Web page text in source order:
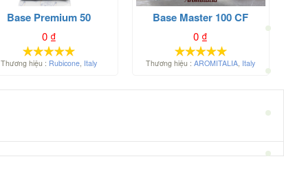
Base Premium 50
0₫
Thương hiệu : Rubicone, Italy
Base Master 100 CF
0 ₫
Thương hiệu :AROMITALIA, Italy